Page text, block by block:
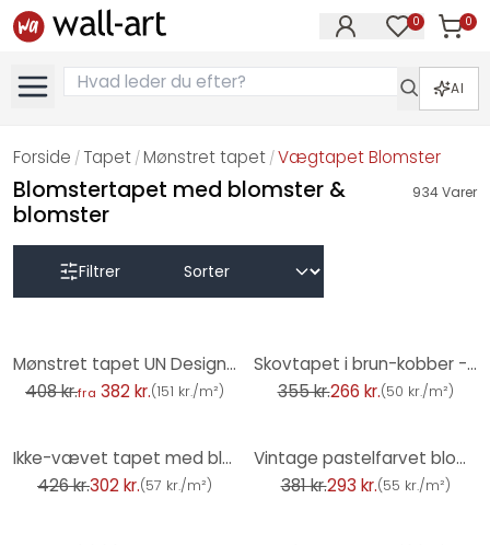
0 0
Varer
AI
Forside / Tapet / Mønstret tapet /Vægtapet Blomster
Blomstertapet med blomster &
blomster
934Varer
Filtrer
Mønstret tapet UN Designs - Fleur de Paris
408 kr.fra 382 kr.(151 kr./m²)
Skovtapet i brun-kobber - non-woven tapet med naturmotiv
355 kr.266 kr.(50 kr./m²)
Ikke-vævet tapet med blomster gulgrøn - blomstertapet i retrostil - tapet med vintage mønster
426 kr.302 kr.(57 kr./m²)
Vintage pastelfarvet blomstertapet - tapet med blomstermønster retro - ikke-vævet tapet
381 kr.293 kr.(55 kr./m²)